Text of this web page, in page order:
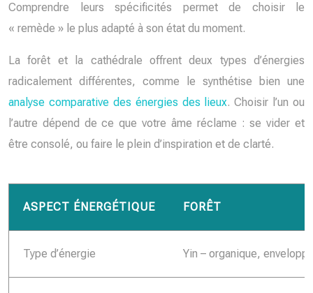
Comprendre leurs spécificités permet de choisir le
« remède » le plus adapté à son état du moment.
La forêt et la cathédrale offrent deux types d’énergies
radicalement différentes, comme le synthétise bien une
analyse comparative des énergies des lieux. Choisir l’un ou
l’autre dépend de ce que votre âme réclame : se vider et
être consolé, ou faire le plein d’inspiration et de clarté.
ASPECT ÉNERGÉTIQUE FORÊT
Type d’énergie Yin – organique,